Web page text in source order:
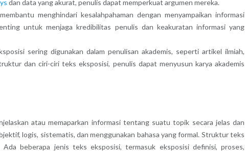
dan data yang akurat, penulis dapat memperkuat argumen mereka.
menghindari kesalahpahaman dengan menyampaikan informasi
untuk menjaga kredibilitas penulis dan keakuratan informasi yang
sering digunakan dalam penulisan akademis, seperti artikel ilmiah,
dan ciri-ciri teks eksposisi, penulis dapat menyusun karya akademis
atau memaparkan informasi tentang suatu topik secara jelas dan
logis, sistematis, dan menggunakan bahasa yang formal. Struktur teks
beberapa jenis teks eksposisi, termasuk eksposisi definisi, proses,